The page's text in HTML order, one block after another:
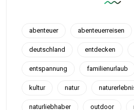
abenteuer abenteuerreisen
deutschland entdecken
entspannung familienurlaub
kultur natur
naturliebhaber outdoor